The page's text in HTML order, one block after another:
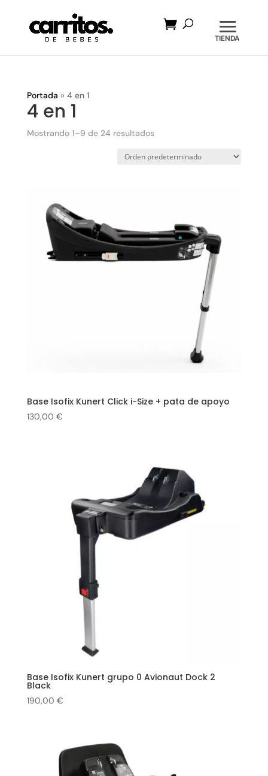
productos
Portada » 4 en 1
4 en 1
Mostrando 1–9 de 24 resultados
Base Isofix Kunert Click i-Size + pata de apoyo
130,00 €
Base Isofix Kunert grupo 0 Avionaut Dock 2
Black
190,00 €